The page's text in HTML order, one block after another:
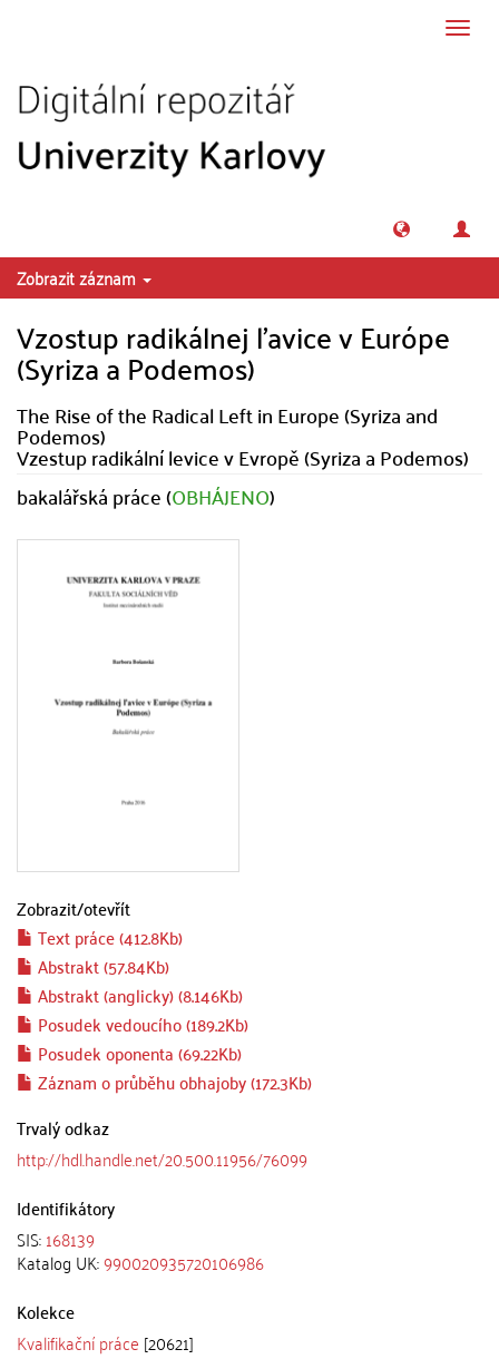
Zobrazit záznam
Vzostup radikálnej ľavice v Európe
(Syriza a Podemos)
The Rise of the Radical Left in Europe (Syriza and
Podemos)
Vzestup radikální levice v Evropě (Syriza a Podemos)
bakalářská práce (OBHÁJENO)
Zobrazit/otevřít
Text práce (412.8Kb)
Abstrakt (57.84Kb)
Abstrakt (anglicky) (8.146Kb)
Posudek vedoucího (189.2Kb)
Posudek oponenta (69.22Kb)
Záznam o průběhu obhajoby (172.3Kb)
Trvalý odkaz
http://hdl.handle.net/20.500.11956/76099
Identifikátory
SIS:168139
Katalog UK:990020935720106986
Kolekce
Kvalifikační práce [20621]